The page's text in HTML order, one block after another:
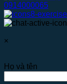
0914000065
×
Họ và tên